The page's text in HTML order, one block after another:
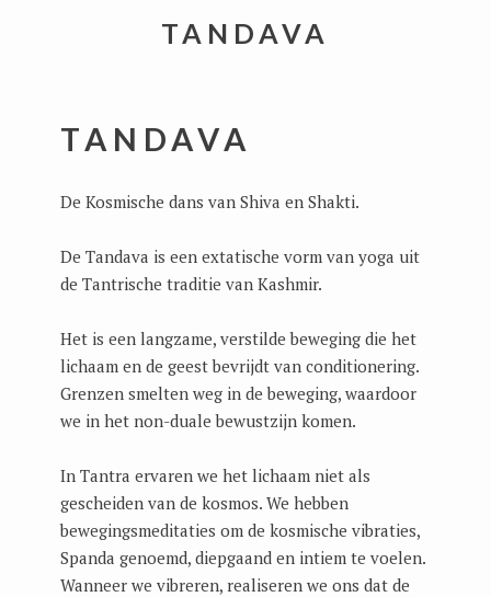
TANDAVA
TANDAVA
De Kosmische dans van Shiva en Shakti.
De Tandava is een extatische vorm van yoga uit
de Tantrische traditie van Kashmir.
Het is een langzame, verstilde beweging die het
lichaam en de geest bevrijdt van conditionering.
Grenzen smelten weg in de beweging, waardoor
we in het non-duale bewustzijn komen.
In Tantra ervaren we het lichaam niet als
gescheiden van de kosmos. We hebben
bewegingsmeditaties om de kosmische vibraties,
Spanda genoemd, diepgaand en intiem te voelen.
Wanneer we vibreren, realiseren we ons dat de